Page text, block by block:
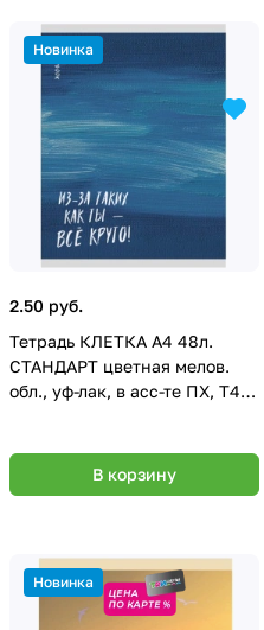
Новинка
2.50 руб.
Тетрадь КЛЕТКА А4 48л.
СТАНДАРТ цветная мелов.
обл., уф-лак, в асс-те ПХ, Т48-
В корзину
Новинка